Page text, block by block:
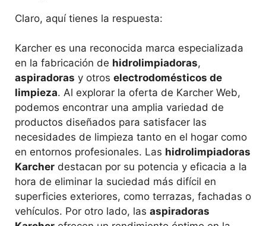
Claro, aquí tienes la respuesta:
Karcher es una reconocida marca especializada
en la fabricación de hidrolimpiadoras,
aspiradoras y otros electrodomésticos de
limpieza. Al explorar la oferta de Karcher Web,
podemos encontrar una amplia variedad de
productos diseñados para satisfacer las
necesidades de limpieza tanto en el hogar como
en entornos profesionales. Las hidrolimpiadoras
Karcher destacan por su potencia y eficacia a la
hora de eliminar la suciedad más difícil en
superficies exteriores, como terrazas, fachadas o
vehículos. Por otro lado, las aspiradoras